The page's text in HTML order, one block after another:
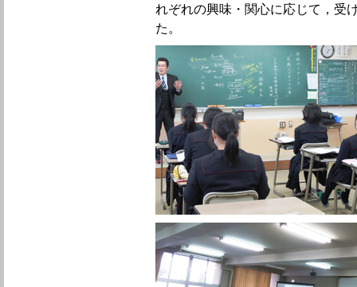
れぞれの興味・関心に応じて，受
た。